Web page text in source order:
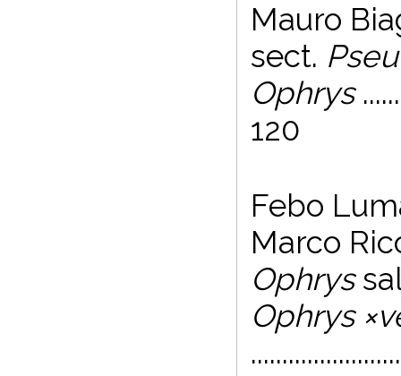
Mauro
sect.
Ophrys
120
Febo
Marco
Ophrys
Ophrys